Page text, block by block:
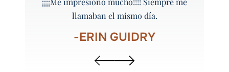
llamaban el mismo día.
-ERIN GUIDRY